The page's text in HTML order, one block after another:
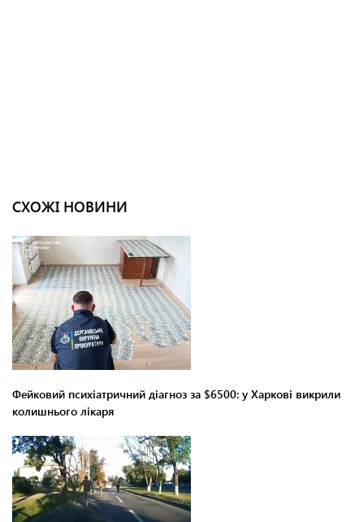
СХОЖІ НОВИНИ
Фейковий психіатричний діагноз за $6500: у Харкові викрили
колишнього лікаря